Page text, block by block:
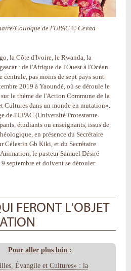
Colloque de l'UPAC © Cevaa
la Côte d'Ivoire, le Rwanda, la
: de l'Afrique de l'Ouest à l'Océan
pas moins de sept pays sont
2019 à Yaoundé, où se déroule le
le thème de l'Action Commune de la
Cultures dans un monde en mutation».
de l'UPAC (Université Protestante
étudiants ou enseignants, issus de
en présence du Secrétaire
Célestin Gb Kiki, et du Secrétaire
le pasteur Samuel Désiré
septembre et doivent se dérouler
FERONT L'OBJET
Pour aller plus loin :
Évangile et Cultures» : la